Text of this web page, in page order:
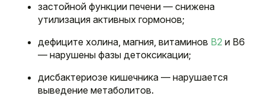
застойной функции печени — снижена
утилизация активных гормонов;
дефиците холина, магния, витаминов B2 и B6
— нарушены фазы детоксикации;
дисбактериозе кишечника — нарушается
выведение метаболитов.